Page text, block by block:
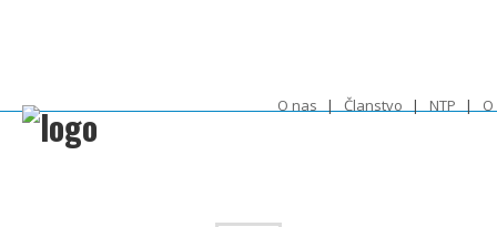
O nas Članstvo NTP O